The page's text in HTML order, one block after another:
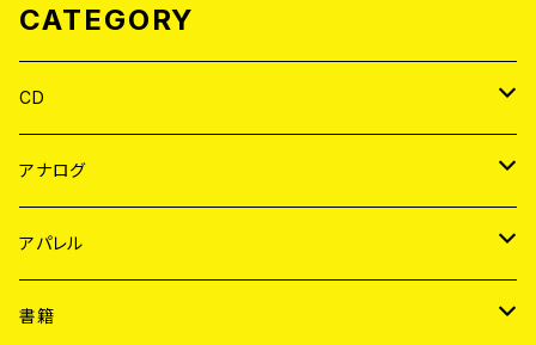
CATEGORY
CD
JAPAN
WORLD
アナログ
JAPAN
７EP
WORLD
アパレル
JAPAN
書籍